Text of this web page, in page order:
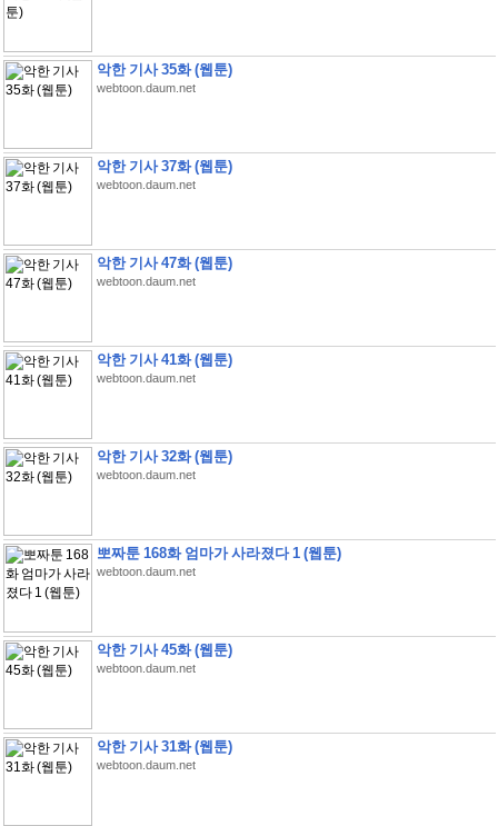
악한 기사 35화 (웹툰)
webtoon.daum.net
악한 기사 37화 (웹툰)
webtoon.daum.net
악한 기사 47화 (웹툰)
webtoon.daum.net
악한 기사 41화 (웹툰)
webtoon.daum.net
악한 기사 32화 (웹툰)
webtoon.daum.net
뽀짜툰 168화 엄마가 사라졌다 1 (웹툰)
webtoon.daum.net
악한 기사 45화 (웹툰)
webtoon.daum.net
악한 기사 31화 (웹툰)
webtoon.daum.net